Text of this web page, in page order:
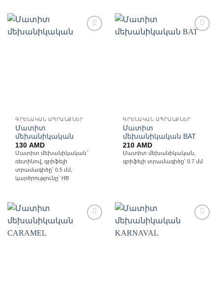
Ավելացնել
ԳՐԵՆԱԿԱՆ ԱՊՐԱՆՔՆԵՐ
Մատիտ
մեխանիկական
130AMD
Մատիտ մեխանիկական`
ռետինով, գրիֆելի
տրամագիծը՝ 0.5 մմ,
կարծրությունը՝ HB
Ավելացնել
ԳՐԵՆԱԿԱՆ ԱՊՐԱՆՔՆԵՐ
Մատիտ
մեխանիկական BAT
210AMD
Մատիտ մեխանիկական,
գրիֆելի տրամագիծը՝ 0.7 մմ
Ավելացնել
Ավելացնել